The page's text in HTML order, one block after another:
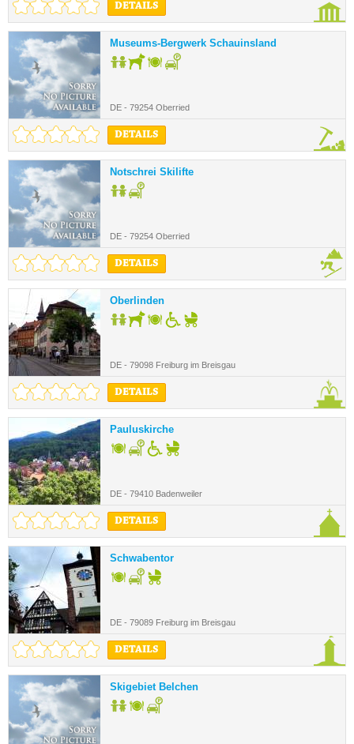
DETAILS
Museums-Bergwerk Schauinsland
DE - 79254 Oberried
DETAILS
Notschrei Skilifte
DE - 79254 Oberried
DETAILS
Oberlinden
DE - 79098 Freiburg im Breisgau
DETAILS
Pauluskirche
DE - 79410 Badenweiler
DETAILS
Schwabentor
DE - 79089 Freiburg im Breisgau
DETAILS
Skigebiet Belchen